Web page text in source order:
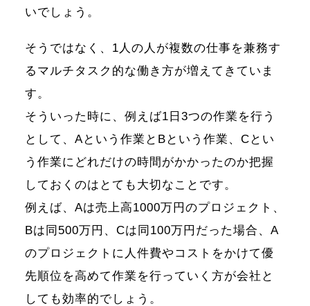
いでしょう。
そうではなく、1人の人が複数の仕事を兼務す
るマルチタスク的な働き方が増えてきていま
す。
そういった時に、例えば1日3つの作業を行う
として、Aという作業とBという作業、Cとい
う作業にどれだけの時間がかかったのか把握
しておくのはとても大切なことです。
例えば、Aは売上高1000万円のプロジェクト、
Bは同500万円、Cは同100万円だった場合、A
のプロジェクトに人件費やコストをかけて優
先順位を高めて作業を行っていく方が会社と
しても効率的でしょう。